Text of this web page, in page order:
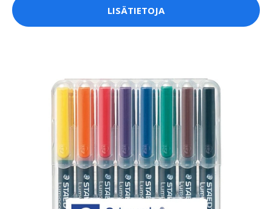
LISÄTIETOJA